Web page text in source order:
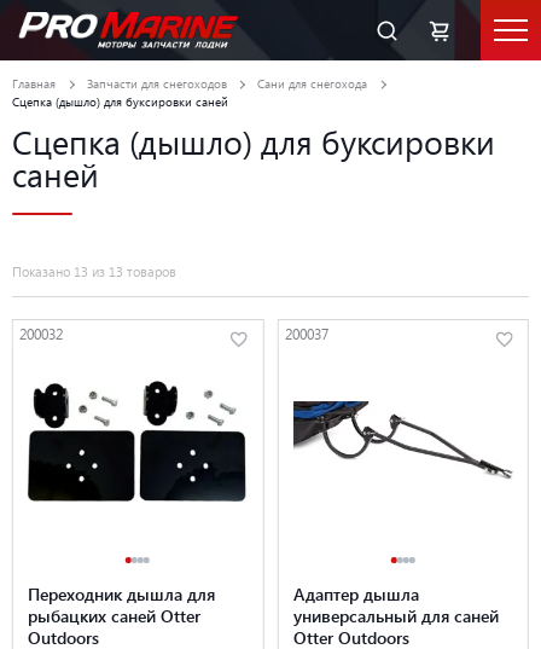
Главная Запчасти для снегоходов
Сани для снегохода
Сцепка (дышло) для буксировки саней
Сцепка (дышло) для буксировки
саней
Показано 13 из 13 товаров
200032
Переходник дышла для
рыбацких саней Otter
Outdoors
200037
Адаптер дышла
универсальный для саней
Otter Outdoors